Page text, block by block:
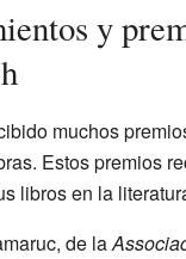
y
muchos
Estos premios
libros en la
de la